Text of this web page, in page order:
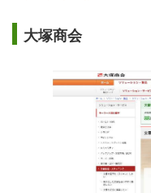
大塚商会